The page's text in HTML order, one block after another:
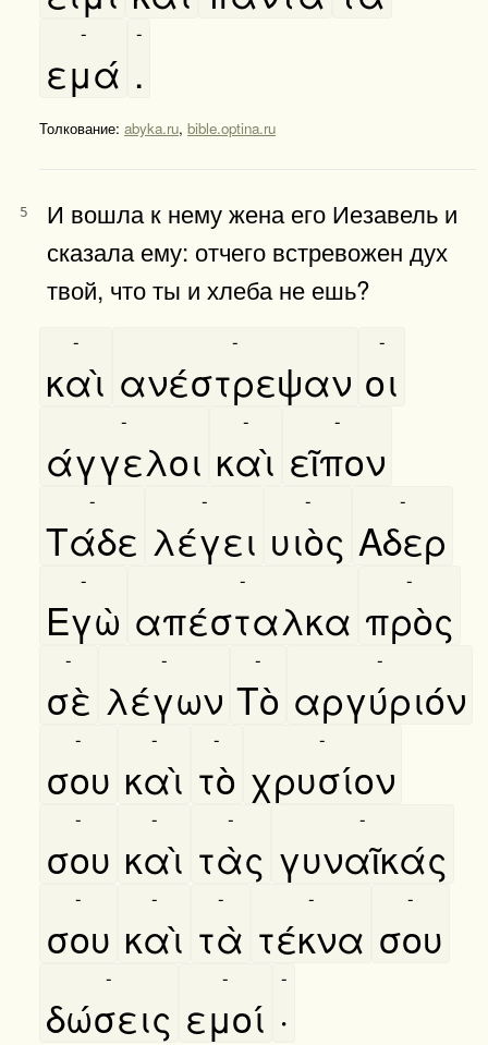
εμά
-
.
-
Толкование: abyka.ru, bible.optina.ru
5
И вошла к нему жена его Иезавель и
сказала ему: отчего встревожен дух
твой, что ты и хлеба не ешь?
καὶ
-
ανέστρεψαν
-
οι
-
άγγελοι
-
καὶ
-
εῖπον
-
Τάδε
-
λέγει
-
υιὸς
-
Αδερ
-
Εγὼ
-
απέσταλκα
-
πρὸς
-
σὲ
-
λέγων
-
Τὸ
-
αργύριόν
-
σου
-
καὶ
-
τὸ
-
χρυσίον
-
σου
-
καὶ
-
τὰς
-
γυναῖκάς
-
σου
-
καὶ
-
τὰ
-
τέκνα
-
σου
-
δώσεις
-
εμοί
-
·
-